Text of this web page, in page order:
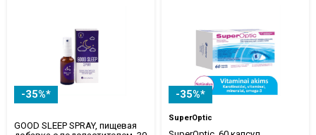
-35%*
GOOD SLEEP SPRAY, пищевая
-35%*
SuperOptic